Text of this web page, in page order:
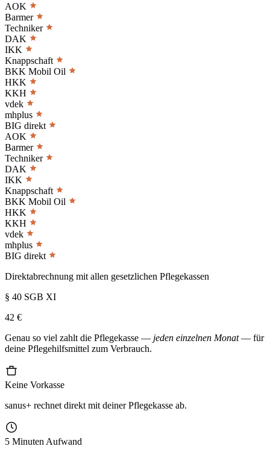
AOK
Barmer
Techniker
DAK
IKK
Knappschaft
BKK Mobil Oil
HKK
KKH
vdek
mhplus
BIG direkt
AOK
Barmer
Techniker
DAK
IKK
Knappschaft
BKK Mobil Oil
HKK
KKH
vdek
mhplus
BIG direkt
Direktabrechnung mit allen gesetzlichen Pflegekassen
§ 40 SGB XI
42 €
Genau so viel zahlt die Pflegekasse — jeden einzelnen Monat— für
deine Pflegehilfsmittel zum Verbrauch.
Keine Vorkasse
sanus+ rechnet direkt mit deiner Pflegekasse ab.
5 Minuten Aufwand